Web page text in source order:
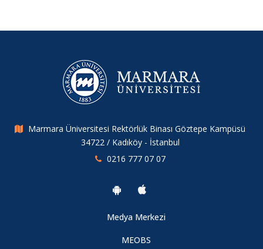
Marmara Üniversitesi Rektörlük Binası Göztepe Kampüsü
34722 / Kadıköy - İstanbul
0216 777 07 07
Medya Merkezi
MEOBS